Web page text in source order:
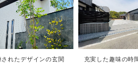
されたデザインの玄関 充実した趣味の時